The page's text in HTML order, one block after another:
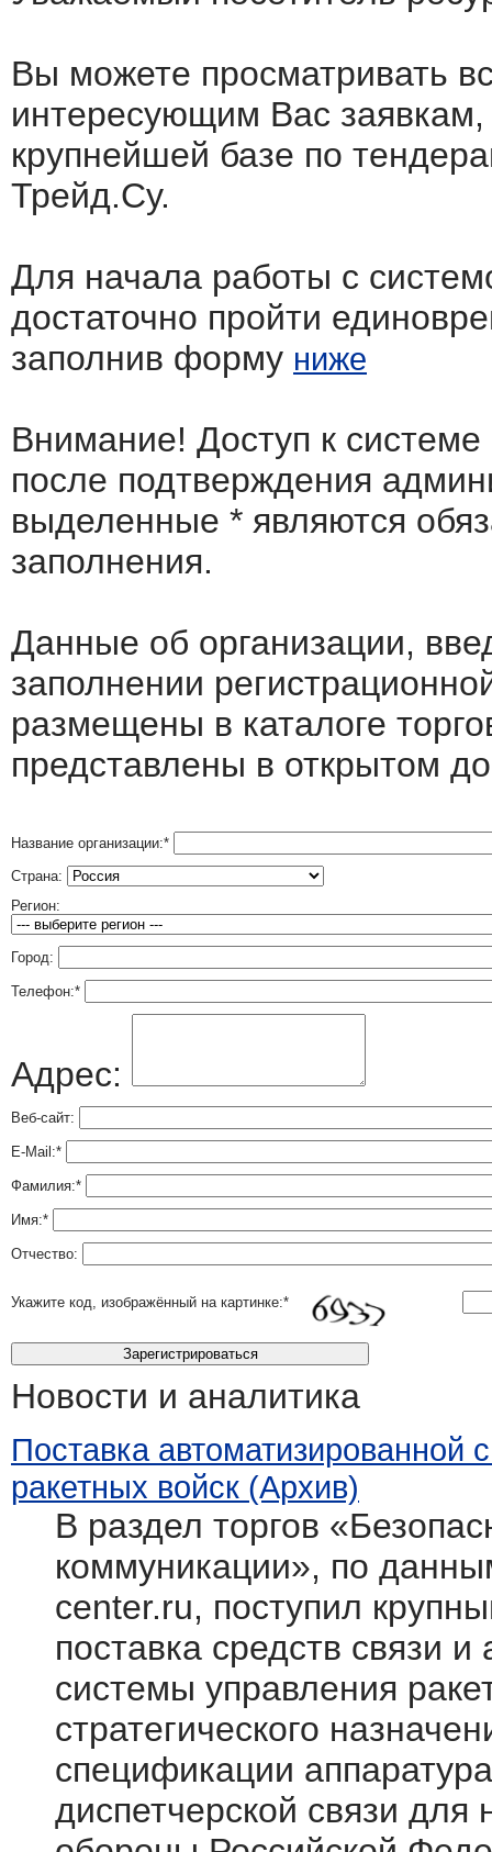
Вы можете просматривать
интересующим Вас
крупнейшей базе по
Трейд.Су.
Для начала работы с
достаточно пройти
заполнив форму ниже
Внимание! Доступ к
после подтверждения
выделенные * являются
заполнения.
Данные об организации,
заполнении
размещены в каталоге
представлены в открытом
Название организации:*
Страна:
Регион:
Город:
Телефон:*
Адрес:
Веб-сайт:
E-Mail:*
Фамилия:*
Имя:*
Отчество:
Укажите код, изображённый на картинке:*
Новости и аналитика
Поставка автоматизированной
ракетных войск (Архив)
В раздел торгов
коммуникации», по
center.ru, поступил
поставка средств связи
системы управления
стратегического
спецификации
диспетчерской связи